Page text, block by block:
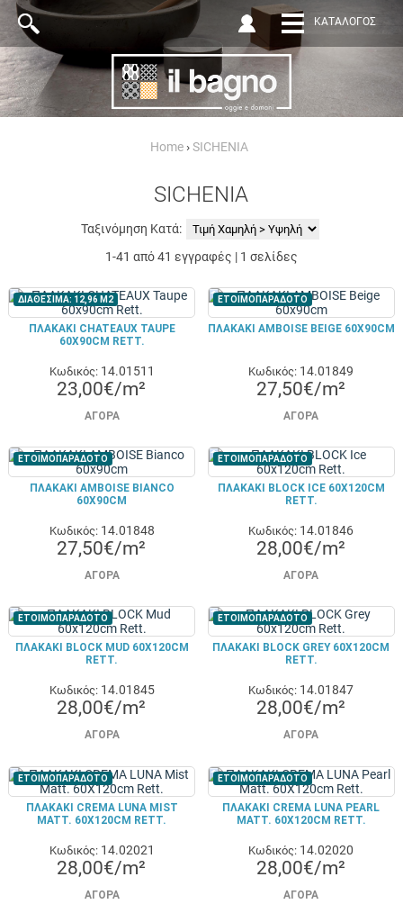
ΚΑΤΆΛΟΓΟΣ
Home ›SICHENIA
SICHENIA
Ταξινόμηση Κατά:
1-41 από 41 εγγραφές | 1 σελίδες
ΔΙΑΘΕΣΙΜΑ: 12,96 Μ2
ΠΛΑΚΑΚΙ CHATEAUX TAUPE
60X90CM RETT.
Κωδικός: 14.01511
23,00€/m²
ΑΓΟΡΆ
ΕΤΟΙΜΟΠΑΡΑΔΟΤΟ
ΠΛΑΚΑΚΙ AMBOISE BEIGE 60X90CM
Κωδικός: 14.01849
27,50€/m²
ΑΓΟΡΆ
ΕΤΟΙΜΟΠΑΡΑΔΟΤΟ
ΠΛΑΚΑΚΙ AMBOISE BIANCO
60X90CM
Κωδικός: 14.01848
27,50€/m²
ΑΓΟΡΆ
ΕΤΟΙΜΟΠΑΡΑΔΟΤΟ
ΠΛΑΚΑΚΙ BLOCK ICE 60X120CM
RETT.
Κωδικός: 14.01846
28,00€/m²
ΑΓΟΡΆ
ΕΤΟΙΜΟΠΑΡΑΔΟΤΟ
ΠΛΑΚΑΚΙ BLOCK MUD 60X120CM
RETT.
Κωδικός: 14.01845
28,00€/m²
ΑΓΟΡΆ
ΕΤΟΙΜΟΠΑΡΑΔΟΤΟ
ΠΛΑΚΑΚΙ BLOCK GREY 60X120CM
RETT.
Κωδικός: 14.01847
28,00€/m²
ΑΓΟΡΆ
ΕΤΟΙΜΟΠΑΡΑΔΟΤΟ
ΠΛΑΚΑΚΙ CREMA LUNA MIST
MATT. 60X120CM RETT.
Κωδικός: 14.02021
28,00€/m²
ΑΓΟΡΆ
ΕΤΟΙΜΟΠΑΡΑΔΟΤΟ
ΠΛΑΚΑΚΙ CREMA LUNA PEARL
MATT. 60X120CM RETT.
Κωδικός: 14.02020
28,00€/m²
ΑΓΟΡΆ